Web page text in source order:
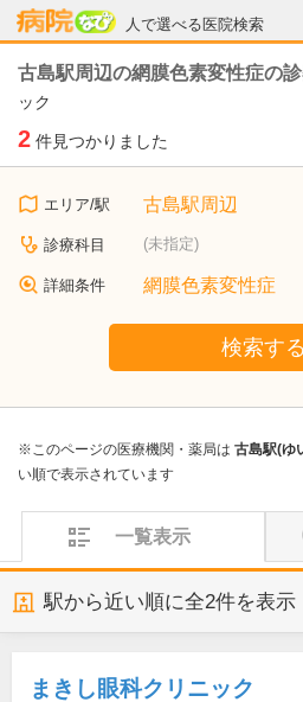
人で選べる医院検索
病院なび
古島駅周辺の網膜色素変性症の
ック
2 件見つかりました
エリア/駅 古島駅周辺
診療科目 (未指定)
詳細条件 網膜色素変性症
検索する
※このページの医療機関・薬局は 古島駅(ゆ
い順で表示されています
一覧表示
駅から近い順に全2件を表示
まきし眼科クリニック